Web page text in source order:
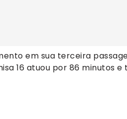
em sua terceira
16 atuou por 86 minutos e